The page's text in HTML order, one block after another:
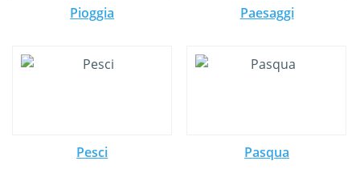
Pioggia Paesaggi
Pesci Pasqua